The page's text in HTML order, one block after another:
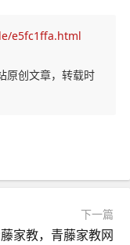
e5fc1ffa.html
原创文章，转载时
下一篇
家教，青藤家教网